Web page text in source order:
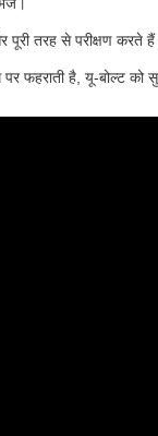
पूरी तरह से परीक्षण करते
फहराती है, यू-बोल्ट को